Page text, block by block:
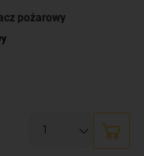
pożarowy